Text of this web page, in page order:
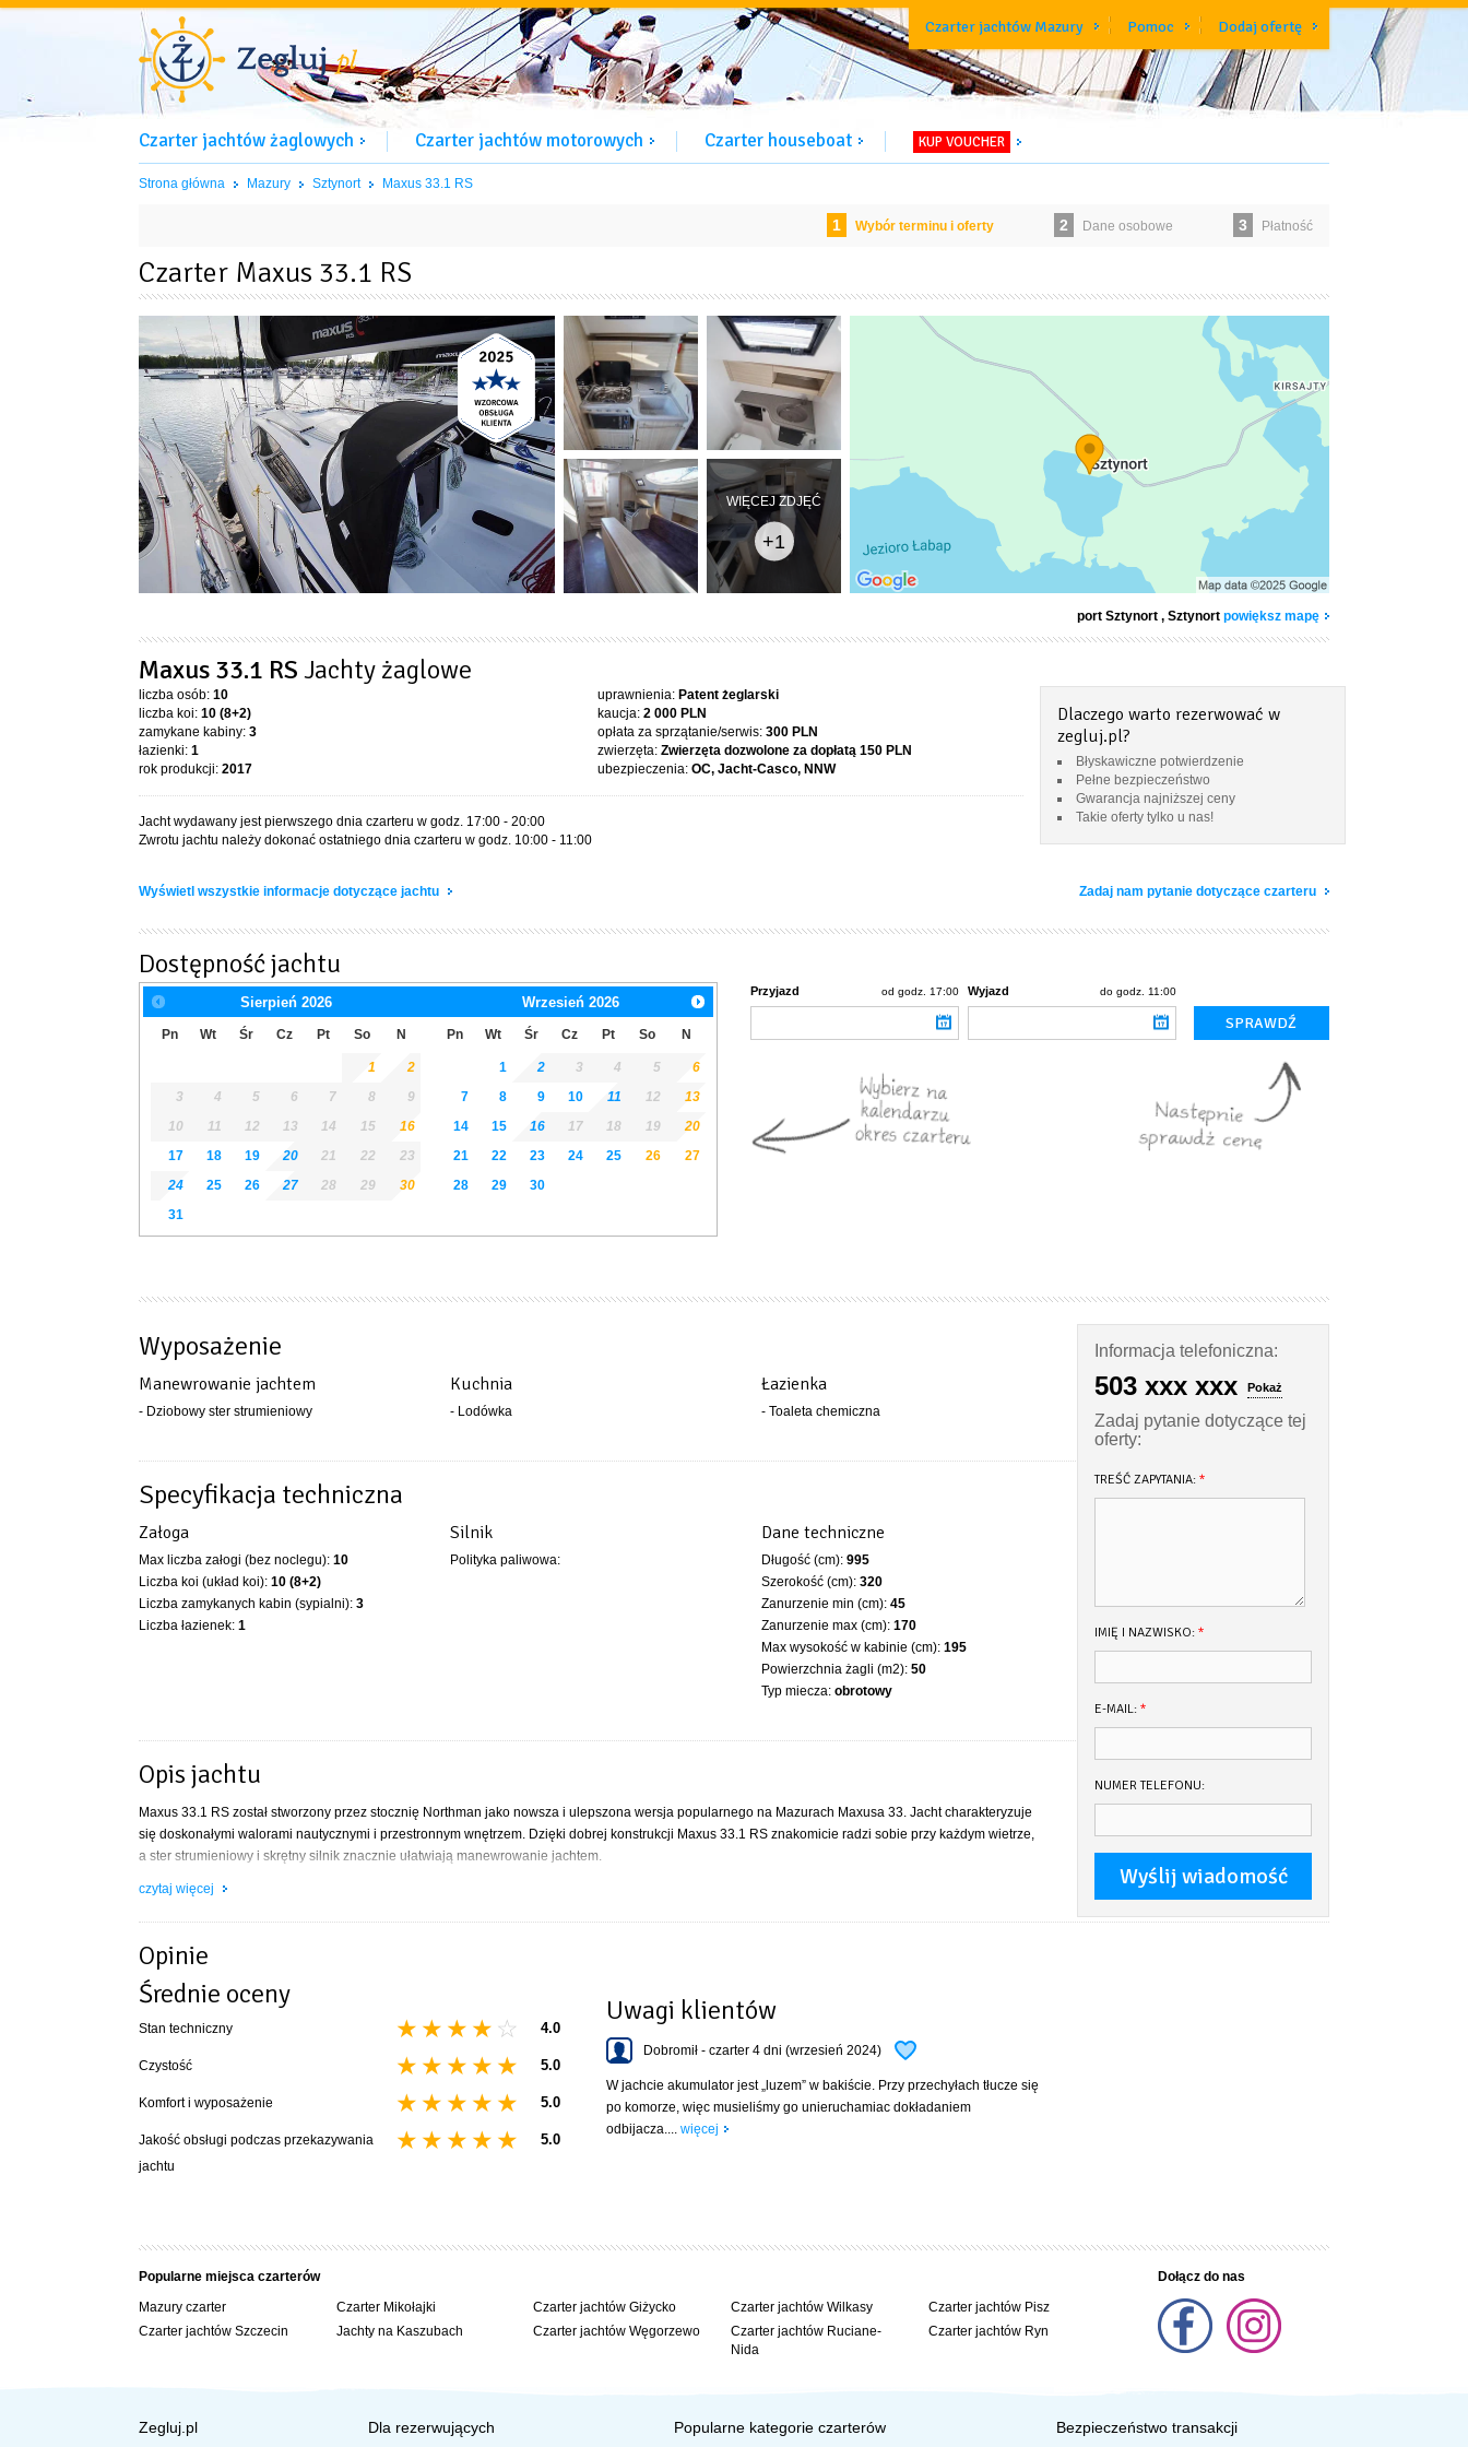
Czarter jachtów Mazury Pomoc Dodaj ofertę
Czarter jachtów żaglowych Czarter jachtów motorowych Czarter houseboat KUP VOUCHER
Strona główna Mazury Sztynort Maxus 33.1 RS
1 Wybór terminu i oferty 2 Dane osobowe 3 Płatność
Czarter Maxus 33.1 RS
WIĘCEJ ZDJĘĆ
+1
port Sztynort , Sztynort powiększ mapę
Maxus 33.1 RS Jachty żaglowe
liczba osób: 10
liczba koi: 10 (8+2)
zamykane kabiny: 3
łazienki: 1
rok produkcji: 2017
uprawnienia: Patent żeglarski
kaucja: 2 000 PLN
opłata za sprzątanie/serwis: 300 PLN
zwierzęta: Zwierzęta dozwolone za dopłatą 150 PLN
ubezpieczenia: OC, Jacht-Casco, NNW
Jacht wydawany jest pierwszego dnia czarteru w godz. 17:00 - 20:00
Zwrotu jachtu należy dokonać ostatniego dnia czarteru w godz. 10:00 - 11:00
Dlaczego warto rezerwować w
zegluj.pl?
Błyskawiczne potwierdzenie
Pełne bezpieczeństwo
Gwarancja najniższej ceny
Takie oferty tylko u nas!
Wyświetl wszystkie informacje dotyczące jachtu Zadaj nam pytanie dotyczące czarteru
Dostępność jachtu
Sierpień 2026
Pn Wt Śr Cz Pt So N
1
2
3
4 5 6 7 8
9
10
11 12 13 14 15
16
17
18 19 20 21 22
23
24
25 26 27 28 29
30
31
Wrzesień 2026
Pn Wt Śr Cz Pt So N
1 2 3 4 5
6
7
8 9 10 11 12
13
14
15 16 17 18 19
20
21
22 23 24 25 26
27
28
29 30
Przyjazd od godz. 17:00 Wyjazd do godz. 11:00
Wyposażenie
Manewrowanie jachtem
- Dziobowy ster strumieniowy
Kuchnia
- Lodówka
Łazienka
- Toaleta chemiczna
Specyfikacja techniczna
Załoga
Max liczba załogi (bez noclegu): 10
Liczba koi (układ koi): 10 (8+2)
Liczba zamykanych kabin (sypialni): 3
Liczba łazienek: 1
Silnik
Polityka paliwowa:
Dane techniczne
Długość (cm): 995
Szerokość (cm): 320
Zanurzenie min (cm): 45
Zanurzenie max (cm): 170
Max wysokość w kabinie (cm): 195
Powierzchnia żagli (m2): 50
Typ miecza: obrotowy
Opis jachtu
Maxus 33.1 RS został stworzony przez stocznię Northman jako nowsza i ulepszona wersja popularnego na Mazurach Maxusa 33. Jacht charakteryzuje
się doskonałymi walorami nautycznymi i przestronnym wnętrzem. Dzięki dobrej konstrukcji Maxus 33.1 RS znakomicie radzi sobie przy każdym wietrze,
a ster strumieniowy i skrętny silnik znacznie ułatwiają manewrowanie jachtem.
Dane techniczne:
Długość kadłuba 995 cm
Szerokość 320 cm
Zanurzenie kadłuba 45 cm
Zanurzenie z mieczem 170 cm
Wysokość w kabinie 195 cm
Powierzchnia ożaglowania 47 m2
Silnik pomocniczy w studzience ; 20kM
Koje dla 8 osób 3 podwójne , 2 podwójne rozkładane
kuchenka mikrofalowa,
TV,
ogrzewanie Webasto ( opcja dodatkowo płatna )
czytaj więcej
Opinie
Średnie oceny
Stan techniczny 4.0
Czystość 5.0
Komfort i wyposażenie 5.0
Jakość obsługi podczas przekazywania
jachtu
5.0
Uwagi klientów
Dobromił - czarter 4 dni (wrzesień 2024)
W jachcie akumulator jest „luzem” w bakiście. Przy przechyłach tłucze się
po komorze, więc musieliśmy go unieruchamiac dokładaniem
odbijacza.... więcej
Informacja telefoniczna:
503 xxx xxx Pokaż
Zadaj pytanie dotyczące tej
oferty:
TREŚĆ ZAPYTANIA: *
IMIĘ I NAZWISKO: *
E-MAIL: *
NUMER TELEFONU:
Popularne miejsca czarterów
Mazury czarter
Czarter jachtów Szczecin
Czarter Mikołajki
Jachty na Kaszubach
Czarter jachtów Giżycko
Czarter jachtów Węgorzewo
Czarter jachtów Wilkasy
Czarter jachtów Ruciane-
Nida
Czarter jachtów Pisz
Czarter jachtów Ryn
Dołącz do nas
Zegluj.pl Dla rezerwujących Popularne kategorie czarterów Bezpieczeństwo transakcji